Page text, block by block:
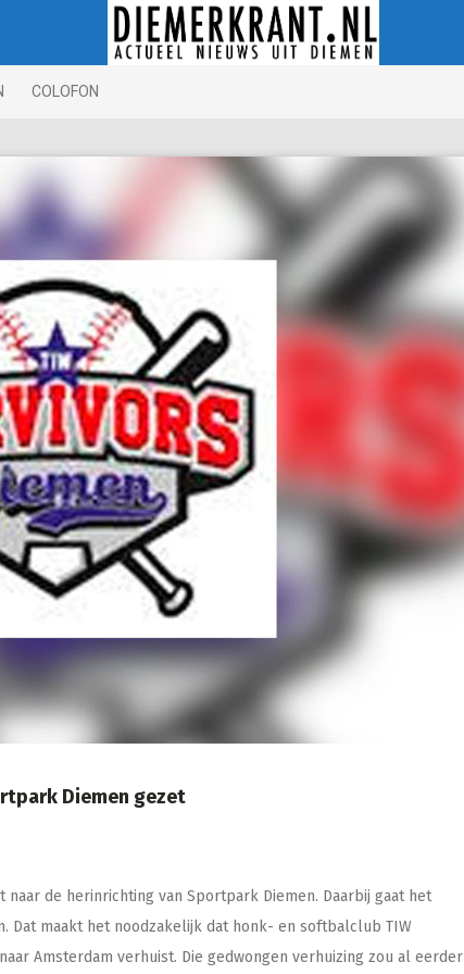
COLOFON
Diemen gezet
de herinrichting van Sportpark Diemen. Daarbij gaat het
Dat maakt het noodzakelijk dat honk- en softbalclub TIW
Amsterdam verhuist. Die gedwongen verhuizing zou al eerder